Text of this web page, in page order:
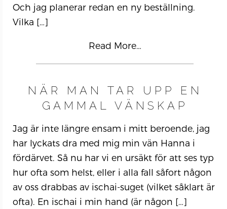
Och jag planerar redan en ny beställning.
Vilka […]
Read More…
NÄR MAN TAR UPP EN
GAMMAL VÄNSKAP
Jag är inte längre ensam i mitt beroende, jag
har lyckats dra med mig min vän Hanna i
fördärvet. Så nu har vi en ursäkt för att ses typ
hur ofta som helst, eller i alla fall såfort någon
av oss drabbas av ischai-suget (vilket såklart är
ofta). En ischai i min hand (är någon […]